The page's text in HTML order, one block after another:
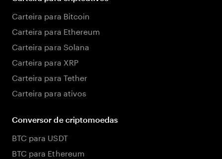
Carteira para Bitcoin
Carteira para Ethereum
Carteira para Solana
Carteira para XRP
Carteira para Tether
Carteira para ativos
Conversor de criptomoedas
BTC para USDT
BTC para Ethereum